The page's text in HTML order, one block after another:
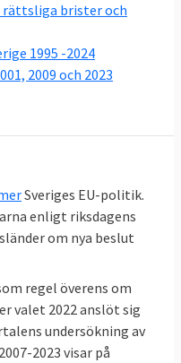
som ska styra
Ordningen
där alla partier
EU-politiken
majoritet
. Under
år var sex
helt överens i 72
frågor, stora
var
partiet utanför
brister och
1995 -2024
2009 och 2023
Sveriges EU-politik.
enligt riksdagens
om nya beslut
regel överens om
valet 2022 anslöt sig
undersökning av
2023 visar på